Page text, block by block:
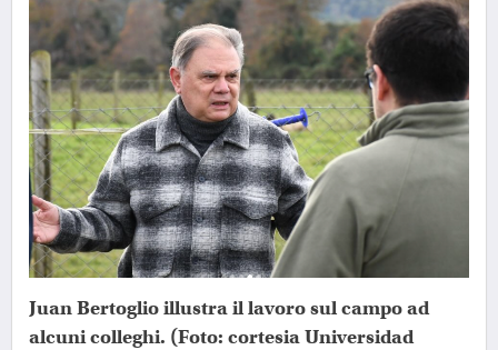
Juan Bertoglio illustra il lavoro sul campo ad
alcuni colleghi. (Foto: cortesia Universidad